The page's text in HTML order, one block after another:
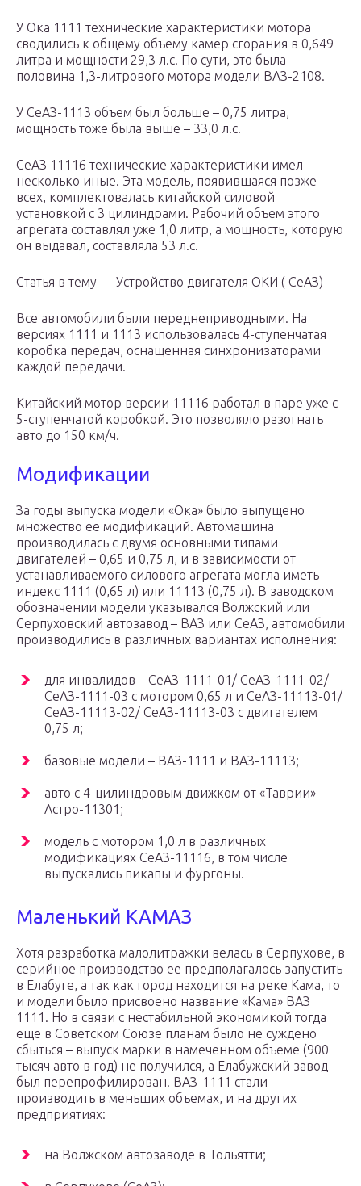
У Ока 1111 технические характеристики мотора
сводились к общему объему камер сгорания в 0,649
литра и мощности 29,3 л.с. По сути, это была
половина 1,3-литрового мотора модели ВАЗ-2108.
У СеАЗ-1113 объем был больше – 0,75 литра,
мощность тоже была выше – 33,0 л.с.
СеАЗ 11116 технические характеристики имел
несколько иные. Эта модель, появившаяся позже
всех, комплектовалась китайской силовой
установкой с 3 цилиндрами. Рабочий объем этого
агрегата составлял уже 1,0 литр, а мощность, которую
он выдавал, составляла 53 л.с.
Статья в тему — Устройство двигателя ОКИ ( СеАЗ)
Все автомобили были переднеприводными. На
версиях 1111 и 1113 использовалась 4-ступенчатая
коробка передач, оснащенная синхронизаторами
каждой передачи.
Китайский мотор версии 11116 работал в паре уже с
5-ступенчатой коробкой. Это позволяло разогнать
авто до 150 км/ч.
Модификации
За годы выпуска модели «Ока» было выпущено
множество ее модификаций. Автомашина
производилась с двумя основными типами
двигателей – 0,65 и 0,75 л, и в зависимости от
устанавливаемого силового агрегата могла иметь
индекс 1111 (0,65 л) или 11113 (0,75 л). В заводском
обозначении модели указывался Волжский или
Серпуховский автозавод – ВАЗ или СеАЗ, автомобили
производились в различных вариантах исполнения:
для инвалидов – СеАЗ-1111-01/ СеАЗ-1111-02/
СеАЗ-1111-03 с мотором 0,65 л и СеАЗ-11113-01/
СеАЗ-11113-02/ СеАЗ-11113-03 с двигателем
0,75 л;
базовые модели – ВАЗ-1111 и ВАЗ-11113;
авто с 4-цилиндровым движком от «Таврии» –
Астро-11301;
модель с мотором 1,0 л в различных
модификациях СеАЗ-11116, в том числе
выпускались пикапы и фургоны.
Маленький КАМАЗ
Хотя разработка малолитражки велась в Серпухове, в
серийное производство ее предполагалось запустить
в Елабуге, а так как город находится на реке Кама, то
и модели было присвоено название «Кама» ВАЗ
1111. Но в связи с нестабильной экономикой тогда
еще в Советском Союзе планам было не суждено
сбыться – выпуск марки в намеченном объеме (900
тысяч авто в год) не получился, а Елабужский завод
был перепрофилирован. ВАЗ-1111 стали
производить в меньших объемах, и на других
предприятиях:
на Волжском автозаводе в Тольятти;